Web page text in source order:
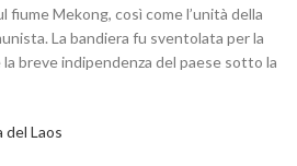
fiume Mekong, così come l’unità della
La bandiera fu sventolata per la
breve indipendenza del paese sotto la
del Laos